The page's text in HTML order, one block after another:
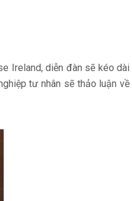
Ireland, diễn đàn sẽ kéo dài
tư nhân sẽ thảo luận về